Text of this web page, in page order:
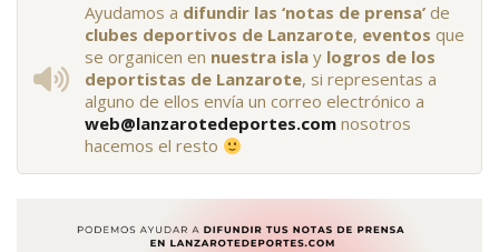
Ayudamos a difundir las ‘notas de prensa’ de
clubes deportivos de Lanzarote, eventos que
se organicen en nuestra isla y logros de los
deportistas de Lanzarote, si representas a
alguno de ellos envía un correo electrónico a
web@lanzarotedeportes.com nosotros
hacemos el resto